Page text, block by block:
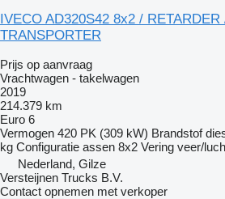
IVECO AD320S42 8x2 /
TRANSPORTER
Prijs op aanvraag
Vrachtwagen - takelwagen
2019
214.379 km
Euro 6
Vermogen 420 PK (309 kW) Brandstof
kg Configuratie assen 8x2 Vering veer/
Nederland, Gilze
Versteijnen Trucks B.V.
Contact opnemen met verkoper